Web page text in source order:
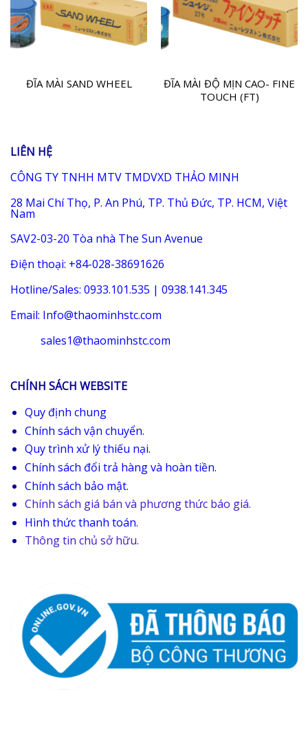
ĐĨA MÀI SAND WHEEL
ĐĨA MÀI ĐỘ MỊN CAO- FINE
TOUCH (FT)
LIÊN HỆ
CÔNG TY TNHH MTV TMDVXD THẢO MINH
28 Mai Chí Thọ, P. An Phú, TP. Thủ Đức, TP. HCM, Việt
Nam
SAV2-03-20 Tòa nhà The Sun Avenue
Điện thoại: +84-028-38691626
Hotline/Sales: 0933.101.535 | 0938.141.345
Email: Info@thaominhstc.com
sales1@thaominhstc.com
CHÍNH SÁCH WEBSITE
Quy định chung
Chính sách vận chuyển.
Quy trình xử lý thiếu nại.
Chính sách đổi trả hàng và hoàn tiền.
Chính sách bảo mật.
Chính sách giá bán và phương thức báo giá.
Hình thức thanh toán.
Thông tin chủ sở hữu.